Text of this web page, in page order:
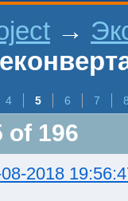
→
4 5 6 7
of 196
2018